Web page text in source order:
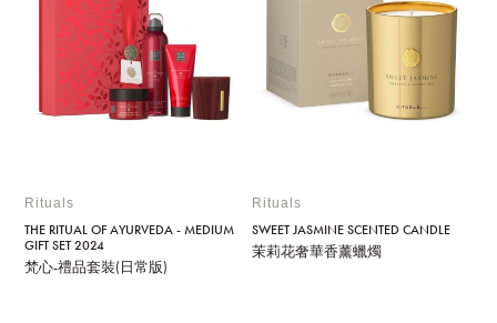
Rituals
THE RITUAL OF AYURVEDA - MEDIUM
GIFT SET 2024
梵心-禮品套裝(日常版)
Rituals
SWEET JASMINE SCENTED CANDLE
茉莉花奢華香薰蠟燭